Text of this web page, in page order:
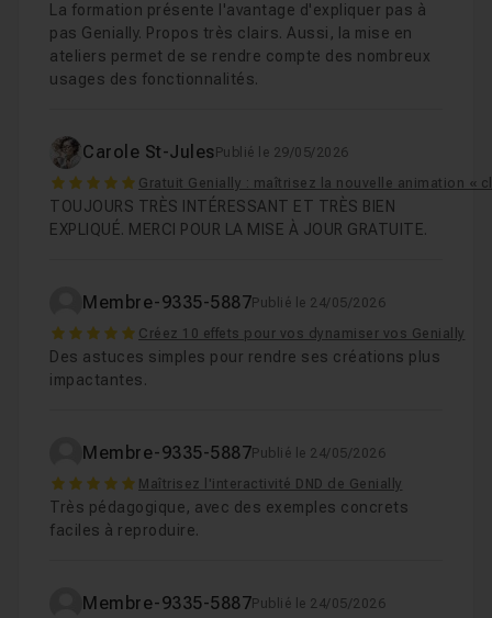
La formation présente l'avantage d'expliquer pas à
pas Genially. Propos très clairs. Aussi, la mise en
ateliers permet de se rendre compte des nombreux
usages des fonctionnalités.
Carole St-Jules Publié le 29/05/2026
5 Gratuit Genially : maîtrisez la nouvelle animation «
TOUJOURS TRÈS INTÉRESSANT ET TRÈS BIEN
EXPLIQUÉ. MERCI POUR LA MISE À JOUR GRATUITE.
Membre-9335-5887Publié le 24/05/2026
5 Créez 10 effets pour vos dynamiser vos Genially
Des astuces simples pour rendre ses créations plus
impactantes.
Membre-9335-5887Publié le 24/05/2026
5 Maîtrisez l'interactivité DND de Genially
Très pédagogique, avec des exemples concrets
faciles à reproduire.
Membre-9335-5887Publié le 24/05/2026